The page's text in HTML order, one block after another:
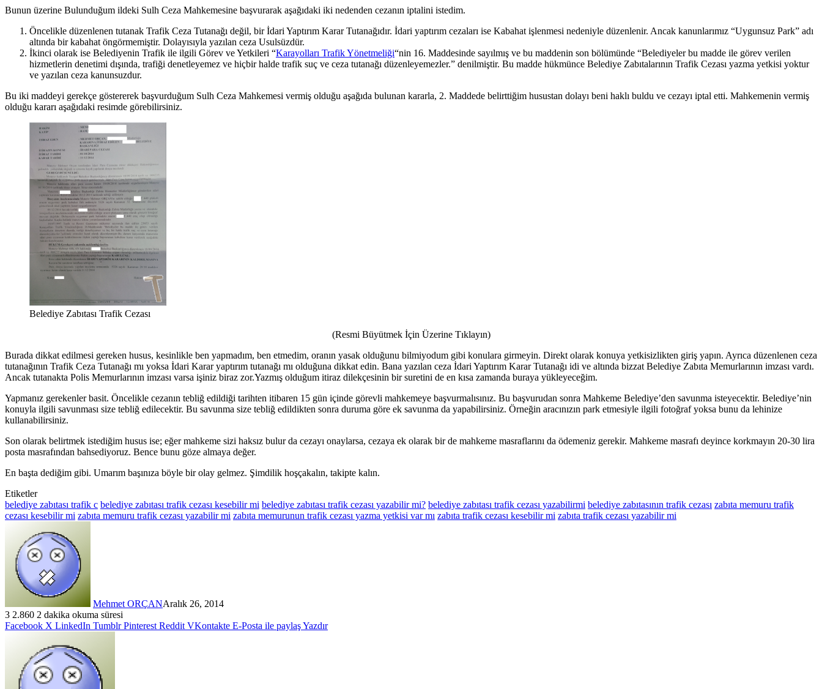
Bunun üzerine Bulunduğum ildeki Sulh Ceza Mahkemesine başvurarak aşağıdaki iki nedenden cezanın iptalini istedim.
Öncelikle düzenlenen tutanak Trafik Ceza Tutanağı değil, bir İdari Yaptırım Karar Tutanağıdır. İdari yaptırım cezaları ise Kabahat işlenmesi nedeniyle düzenlenir. Ancak kanunlarımız “Uygunsuz Park” adı
altında bir kabahat öngörmemiştir. Dolayısıyla yazılan ceza Usulsüzdür.
İkinci olarak ise Belediyenin Trafik ile ilgili Görev ve Yetkileri “Karayolları Trafik Yönetmeliği“nin 16. Maddesinde sayılmış ve bu maddenin son bölümünde “Belediyeler bu madde ile görev verilen
hizmetlerin denetimi dışında, trafiği denetleyemez ve hiçbir halde trafik suç ve ceza tutanağı düzenleyemezler.” denilmiştir. Bu madde hükmünce Belediye Zabıtalarının Trafik Cezası yazma yetkisi yoktur
ve yazılan ceza kanunsuzdur.
Bu iki maddeyi gerekçe göstererek başvurduğum Sulh Ceza Mahkemesi vermiş olduğu aşağıda bulunan kararla, 2. Maddede belirttiğim husustan dolayı beni haklı buldu ve cezayı iptal etti. Mahkemenin vermiş
olduğu kararı aşağıdaki resimde görebilirsiniz.
Belediye Zabıtası Trafik Cezası
(Resmi Büyütmek İçin Üzerine Tıklayın)
Burada dikkat edilmesi gereken husus, kesinlikle ben yapmadım, ben etmedim, oranın yasak olduğunu bilmiyodum gibi konulara girmeyin. Direkt olarak konuya yetkisizlikten giriş yapın. Ayrıca düzenlenen ceza
tutanağının Trafik Ceza Tutanağı mı yoksa İdari Karar yaptırım tutanağı mı olduğuna dikkat edin. Bana yazılan ceza İdari Yaptırım Karar Tutanağı idi ve altında bizzat Belediye Zabıta Memurlarının imzası vardı.
Ancak tutanakta Polis Memurlarının imzası varsa işiniz biraz zor.Yazmış olduğum itiraz dilekçesinin bir suretini de en kısa zamanda buraya yükleyeceğim.
Yapmanız gerekenler basit. Öncelikle cezanın tebliğ edildiği tarihten itibaren 15 gün içinde görevli mahkemeye başvurmalısınız. Bu başvurudan sonra Mahkeme Belediye’den savunma isteyecektir. Belediye’nin
konuyla ilgili savunması size tebliğ edilecektir. Bu savunma size tebliğ edildikten sonra duruma göre ek savunma da yapabilirsiniz. Örneğin aracınızın park etmesiyle ilgili fotoğraf yoksa bunu da lehinize
kullanabilirsiniz.
Son olarak belirtmek istediğim husus ise; eğer mahkeme sizi haksız bulur da cezayı onaylarsa, cezaya ek olarak bir de mahkeme masraflarını da ödemeniz gerekir. Mahkeme masrafı deyince korkmayın 20-30 lira
posta masrafından bahsediyoruz. Bence bunu göze almaya değer.
En başta dediğim gibi. Umarım başınıza böyle bir olay gelmez. Şimdilik hoşçakalın, takipte kalın.
Etiketler
belediye zabıtası trafik c belediye zabıtası trafik cezası kesebilir mi belediye zabıtası trafik cezası yazabilir mi? belediye zabıtası trafik cezası yazabilirmi belediye zabıtasının trafik cezası zabıta memuru trafik
cezası kesebilir mi zabıta memuru trafik cezası yazabilir mi zabıta memurunun trafik cezası yazma yetkisi var mı zabıta trafik cezası kesebilir mi zabıta trafik cezası yazabilir mi
Mehmet ORÇANAralık 26, 2014
3 2.860 2 dakika okuma süresi
Facebook X LinkedIn Tumblr Pinterest Reddit VKontakte E-Posta ile paylaşYazdır